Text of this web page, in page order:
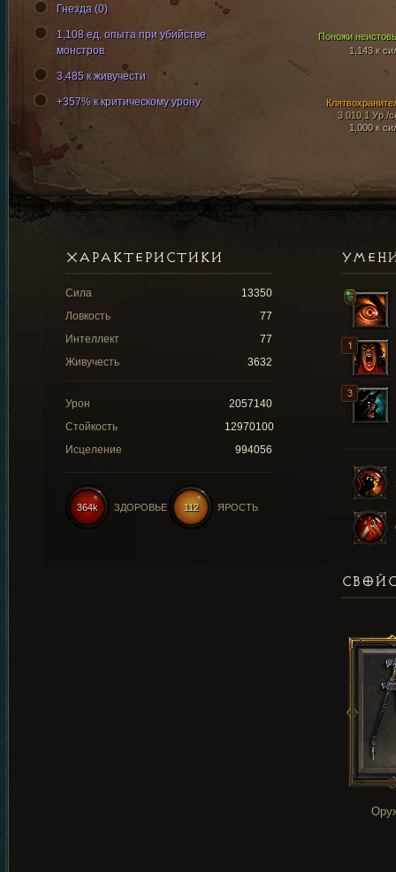
Поножи
1,143 к
3 010,1 Ур./
1,000 к
Гнезда (0)
1,108 ед. опыта при убийстве
монстров.
3,485 к живучести
+357% к критическому урону
ХАРАКТЕРИСТИКИ
Сила
13350
Ловкость
77
Интеллект
77
Живучесть
3632
Урон
2057140
Стойкость
12970100
Исцеление
994056
112 ЯРОСТЬ
364k ЗДОРОВЬЕ